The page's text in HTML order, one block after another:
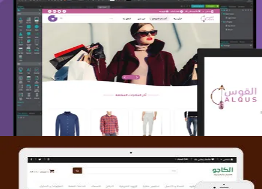
تصميم متجر القوس
التفاصيل